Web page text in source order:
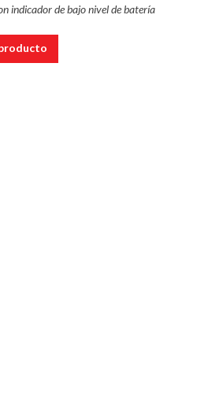
indicador de bajo nivel de batería